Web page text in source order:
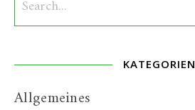
KATEGORIEN
Allgemeines